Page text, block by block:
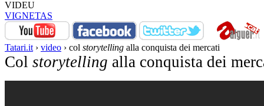
VIDEU
VIGNETAS
Tatari.it › video › col storytelling alla conquista dei mercati
Col storytelling alla conquista dei